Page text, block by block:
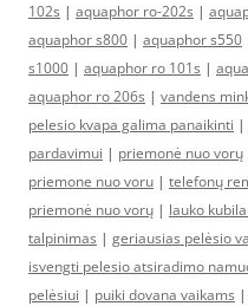
102s | aquaphor ro-202s |
aquaphor s800 | aquaphor s550
s1000 | aquaphor ro 101s |
aquaphor ro 206s | vandens
pelesio kvapa galima panaikinti |
pardavimui | priemonė nuo vorų
priemone nuo voru | telefonų
priemonė nuo vorų | lauko
talpinimas | geriausias pelėsio
isvengti pelesio atsiradimo
pelėsiui | puiki dovana vaikams |